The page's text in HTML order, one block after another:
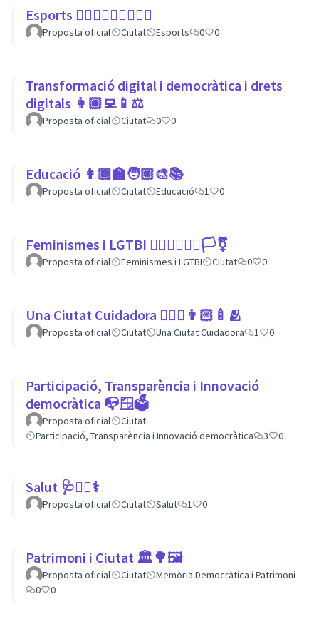
Esports 🏃🏾‍♀⛹🏼‍♀🏄🏼‍♂
Proposta oficial Ciutat Esports 0 0
Transformació digital i democràtica i drets
digitals 👩🏽‍💻📱⚖
Proposta oficial Ciutat 0 0
Educació 👩🏾‍🏫🧑🏼‍🎨📚
Proposta oficial Ciutat Educació 1 0
Feminismes i LGTBI 💁🏽‍♀👩‍❤️‍👩🏳️‍⚧️
Proposta oficial Feminismes i LGTBI Ciutat 0 0
Una Ciutat Cuidadora 💆🏾‍♀️👨🏻‍🍼🫂
Proposta oficial Ciutat Una Ciutat Cuidadora 1 0
Participació, Transparència i Innovació
democràtica 📭🪟🗳
Proposta oficial
Ciutat
Participació, Transparència i Innovació democràtica
3 0
Salut 🩺👩‍⚕️⚕
Proposta oficial Ciutat Salut 1 0
Patrimoni i Ciutat 🏛🌳🖼
Proposta oficial Ciutat
Memòria Democràtica i Patrimoni
0
0